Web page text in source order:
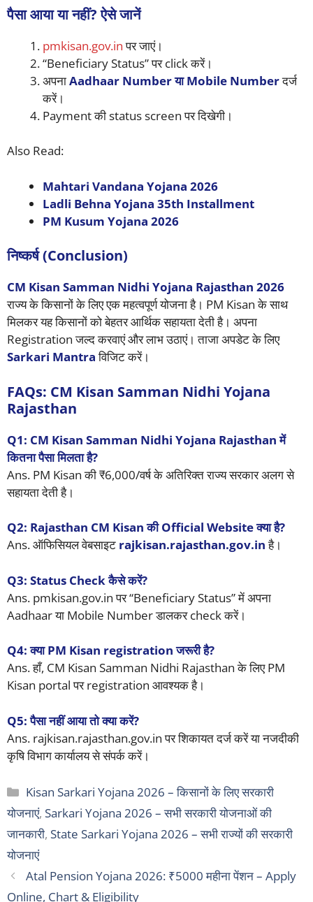
पैसा आया या नहीं? ऐसे जानें
pmkisan.gov.inपर जाएं।
“Beneficiary Status” पर click करें।
अपनाAadhaar Number या Mobile Numberदर्ज
करें।
Payment की status screen पर दिखेगी।
Also Read:
Mahtari Vandana Yojana 2026
Ladli Behna Yojana 35th Installment
PM Kusum Yojana 2026
निष्कर्ष (Conclusion)
CM Kisan Samman Nidhi Yojana Rajasthan 2026
राज्य के किसानों के लिए एक महत्वपूर्ण योजना है। PM Kisan के साथ
मिलकर यह किसानों को बेहतर आर्थिक सहायता देती है। अपना
Registration जल्द करवाएं और लाभ उठाएं। ताजा अपडेट के लिए
Sarkari Mantraविजिट करें।
FAQs: CM Kisan Samman Nidhi Yojana
Rajasthan
Q1: CM Kisan Samman Nidhi Yojana Rajasthan में
कितना पैसा मिलता है?
Ans. PM Kisan की ₹6,000/वर्ष के अतिरिक्त राज्य सरकार अलग से
सहायता देती है।
Q2: Rajasthan CM Kisan की Official Website क्या है?
Ans. ऑफिसियल वेबसाइट rajkisan.rajasthan.gov.inहै।
Q3: Status Check कैसे करें?
Ans. pmkisan.gov.in पर “Beneficiary Status” में अपना
Aadhaar या Mobile Number डालकर check करें।
Q4: क्या PM Kisan registration जरूरी है?
Ans. हाँ, CM Kisan Samman Nidhi Rajasthan के लिए PM
Kisan portal पर registration आवश्यक है।
Q5: पैसा नहीं आया तो क्या करें?
Ans. rajkisan.rajasthan.gov.in पर शिकायत दर्ज करें या नजदीकी
कृषि विभाग कार्यालय से संपर्क करें।
Categories
Kisan Sarkari Yojana 2026 – किसानों के लिए सरकारी
योजनाएं, Sarkari Yojana 2026 – सभी सरकारी योजनाओं की
जानकारी, State Sarkari Yojana 2026 – सभी राज्यों की सरकारी
योजनाएं
Atal Pension Yojana 2026: ₹5000 महीना पेंशन – Apply
Online, Chart & Eligibility